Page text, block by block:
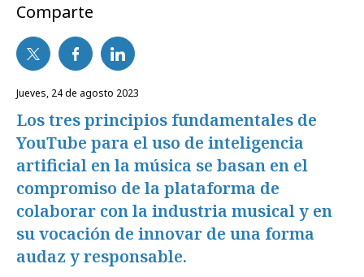
Comparte
jueves, 24 de agosto 2023
Los tres principios fundamentales de
YouTube para el uso de inteligencia
artificial en la música se basan en el
compromiso de la plataforma de
colaborar con la industria musical y en
su vocación de innovar de una forma
audaz y responsable.